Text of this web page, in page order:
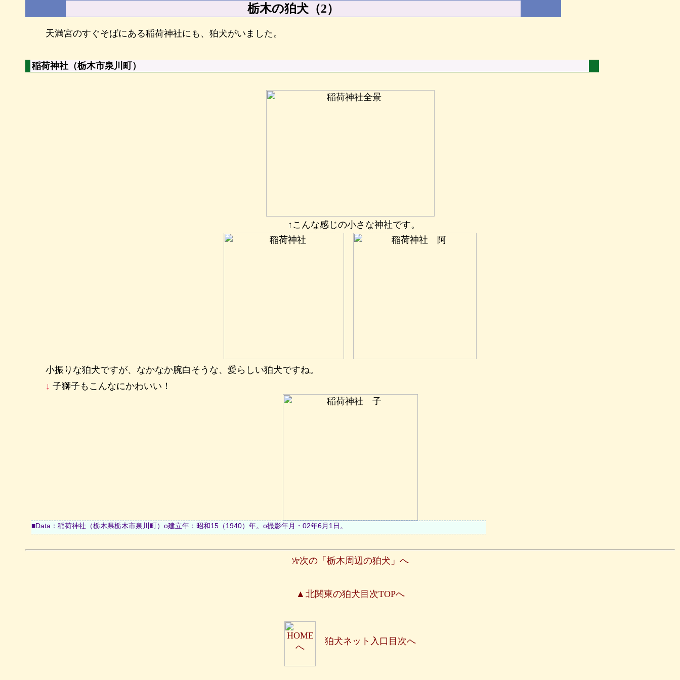
栃木の狛犬（2）
天満宮のすぐそばにある稲荷神社にも、狛犬がいました。
稲荷神社（栃木市泉川町）
↑こんな感じの小さな神社です。
小振りな狛犬ですが、なかなか腕白そうな、愛らしい狛犬ですね。
↓ 子獅子もこんなにかわいい！
■Data：稲荷神社（栃木県栃木市泉川町）ο建立年：昭和15（1940）年。ο撮影年月・02年6月1日。
次の「栃木周辺の狛犬」へ
北関東の狛犬目次TOPへ
狛犬ネット入口目次へ